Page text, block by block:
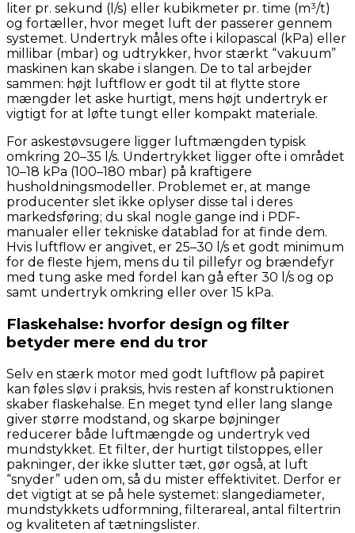
liter pr. sekund (l/s) eller kubikmeter pr. time (m³/t)
og fortæller, hvor meget luft der passerer gennem
systemet. Undertryk måles ofte i kilopascal (kPa) eller
millibar (mbar) og udtrykker, hvor stærkt “vakuum”
maskinen kan skabe i slangen. De to tal arbejder
sammen: højt luftflow er godt til at flytte store
mængder let aske hurtigt, mens højt undertryk er
vigtigt for at løfte tungt eller kompakt materiale.
For askestøvsugere ligger luftmængden typisk
omkring 20–35 l/s. Undertrykket ligger ofte i området
10–18 kPa (100–180 mbar) på kraftigere
husholdningsmodeller. Problemet er, at mange
producenter slet ikke oplyser disse tal i deres
markedsføring; du skal nogle gange ind i PDF-
manualer eller tekniske datablad for at finde dem.
Hvis luftflow er angivet, er 25–30 l/s et godt minimum
for de fleste hjem, mens du til pillefyr og brændefyr
med tung aske med fordel kan gå efter 30 l/s og op
samt undertryk omkring eller over 15 kPa.
Flaskehalse: hvorfor design og filter
betyder mere end du tror
Selv en stærk motor med godt luftflow på papiret
kan føles sløv i praksis, hvis resten af konstruktionen
skaber flaskehalse. En meget tynd eller lang slange
giver større modstand, og skarpe bøjninger
reducerer både luftmængde og undertryk ved
mundstykket. Et filter, der hurtigt tilstoppes, eller
pakninger, der ikke slutter tæt, gør også, at luft
“snyder” uden om, så du mister effektivitet. Derfor er
det vigtigt at se på hele systemet: slangediameter,
mundstykkets udformning, filterareal, antal filtertrin
og kvaliteten af tætningslister.